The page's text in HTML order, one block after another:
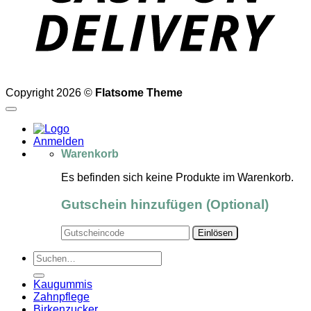
Copyright 2026 © Flatsome Theme
Anmelden
Warenkorb
Es befinden sich keine Produkte im Warenkorb.
Gutschein hinzufügen (Optional)
Suchen
nach:
Kaugummis
Zahnpflege